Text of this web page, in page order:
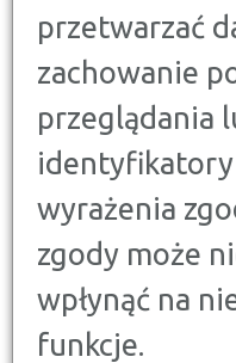
przetwarzać
zachowanie
przeglądania
identyfikatory
wyrażenia
zgody może
wpłynąć na
funkcje.
Zastanawiasz się
szukasz
Myślałeś o
pracy? W tej chwili
Poznaj wady i zalety